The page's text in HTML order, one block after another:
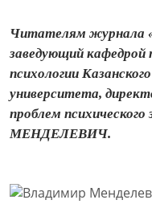
Читателям журнала
заведующий кафедрой
психологии
университета,
проблем психического
МЕНДЕЛЕВИЧ.